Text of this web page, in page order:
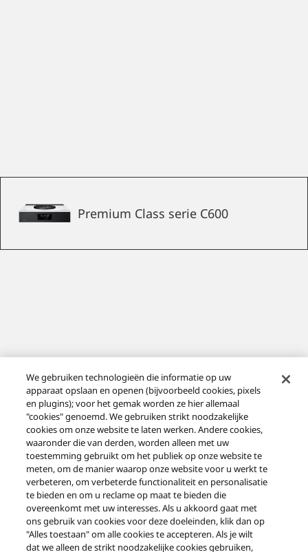
Premium Class serie C600
Network CD Receiver SA-C600
DE SUPPORTPAGINA VOOR DIT PRODUCT
BEZOEKEN
We gebruiken technologieën die informatie op uw
apparaat opslaan en openen (bijvoorbeeld cookies, pixels
en plugins); voor het gemak worden ze hier allemaal
"cookies" genoemd. We gebruiken strikt noodzakelijke
cookies om onze website te laten werken. Andere cookies,
waaronder die van derden, worden alleen met uw
toestemming gebruikt om het publiek op onze website te
meten, om de manier waarop onze website voor u werkt te
verbeteren, om verbeterde functionaliteit en personalisatie
te bieden en om u reclame op maat te bieden die
overeenkomt met uw interesses. Als u akkoord gaat met
ons gebruik van cookies voor deze doeleinden, klik dan op
"Alles toestaan" om alle cookies te accepteren. Als je wilt
dat we alleen de strikt noodzakelijke cookies gebruiken,